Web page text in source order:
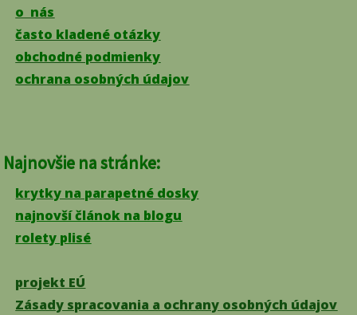
o nás
často kladené otázky
obchodné podmienky
ochrana osobných údajov
Najnovšie na stránke:
krytky na parapetné dosky
najnovší článok na blogu
rolety plisé
projekt EÚ
Zásady spracovania a ochrany osobných údajov